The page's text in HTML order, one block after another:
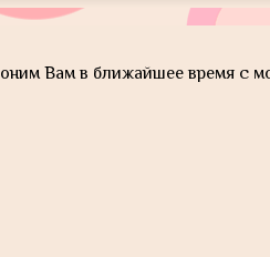
Вам в ближайшее время с